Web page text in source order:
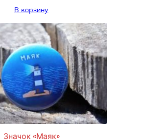
В корзину
Значок «Маяк»